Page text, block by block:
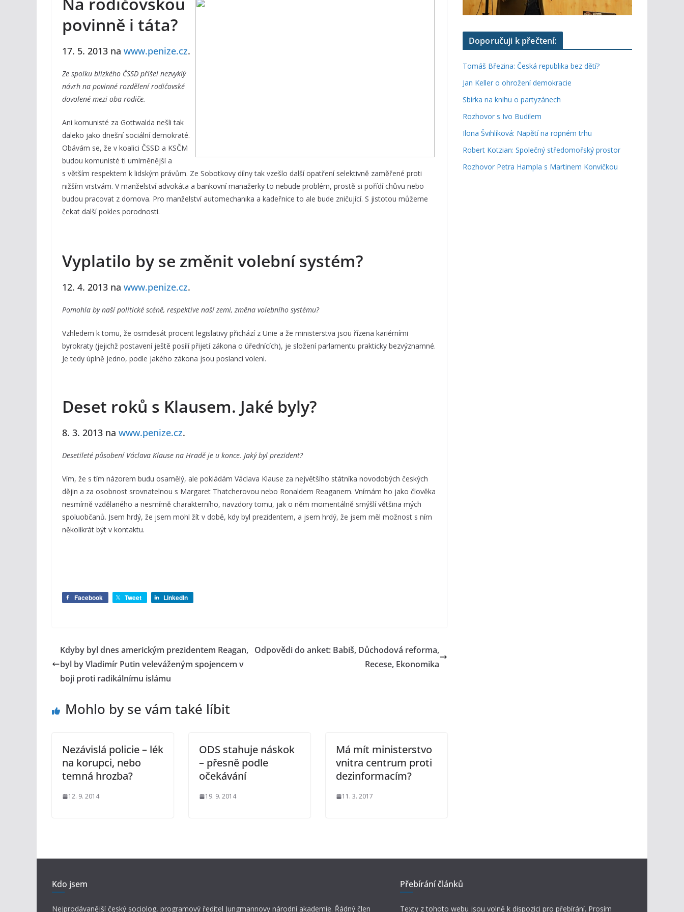
povinně i táta?
17. 5. 2013 na www.penize.cz.
Ze spolku blízkého ČSSD přišel nezvyklý
návrh na povinné rozdělení rodičovské
dovolené mezi oba rodiče.
Ani komunisté za Gottwalda nešli tak
daleko jako dnešní sociální demokraté.
Obávám se, že v koalici ČSSD a KSČM
budou komunisté ti umírněnější a
s větším respektem k lidským právům. Ze Sobotkovy dílny tak vzešlo další opatření selektivně zaměřené proti
nižším vrstvám. V manželství advokáta a bankovní manažerky to nebude problém, prostě si pořídí chůvu nebo
budou pracovat z domova. Pro manželství automechanika a kadeřnice to ale bude zničující. S jistotou můžeme
čekat další pokles porodnosti.
Vyplatilo by se změnit volební systém?
12. 4. 2013 na www.penize.cz.
Pomohla by naší politické scéně, respektive naší zemi, změna volebního systému?
Vzhledem k tomu, že osmdesát procent legislativy přichází z Unie a že ministerstva jsou řízena kariérními
byrokraty (jejichž postavení ještě posílí přijetí zákona o úřednících), je složení parlamentu prakticky bezvýznamné.
Je tedy úplně jedno, podle jakého zákona jsou poslanci voleni.
Deset roků s Klausem. Jaké byly?
8. 3. 2013 na www.penize.cz.
Desetileté působení Václava Klause na Hradě je u konce. Jaký byl prezident?
Vím, že s tím názorem budu osamělý, ale pokládám Václava Klause za největšího státníka novodobých českých
dějin a za osobnost srovnatelnou s Margaret Thatcherovou nebo Ronaldem Reaganem. Vnímám ho jako člověka
nesmírně vzdělaného a nesmírně charakterního, navzdory tomu, jak o něm momentálně smýšlí většina mých
spoluobčanů. Jsem hrdý, že jsem mohl žít v době, kdy byl prezidentem, a jsem hrdý, že jsem měl možnost s ním
několikrát být v kontaktu.
Facebook Tweet LinkedIn
Kdyby byl dnes americkým prezidentem Reagan,
byl by Vladimír Putin veleváženým spojencem v
boji proti radikálnímu islámu
Odpovědi do anket: Babiš, Důchodová reforma,
Recese, Ekonomika
Mohlo by se vám také líbit
Nezávislá policie – lék
na korupci, nebo
temná hrozba?
12. 9. 2014
ODS stahuje náskok
– přesně podle
očekávání
19. 9. 2014
Má mít ministerstvo
vnitra centrum proti
dezinformacím?
11. 3. 2017
Doporučuji k přečtení:
Tomáš Březina: Česká republika bez dětí?
Jan Keller o ohrožení demokracie
Sbírka na knihu o partyzánech
Rozhovor s Ivo Budilem
Ilona Švihlíková: Napětí na ropném trhu
Robert Kotzian: Společný středomořský prostor
Rozhovor Petra Hampla s Martinem Konvičkou
Kdo jsem
Nejprodávanější český sociolog, programový ředitel Jungmannovy národní akademie. Řádný člen
Přebírání článků
Texty z tohoto webu jsou volně k dispozici pro přebírání. Prosím